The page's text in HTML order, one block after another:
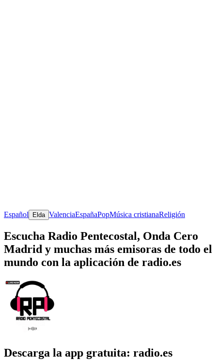
Español Elda ValenciaEspañaPopMúsica cristianaReligión
Escucha Radio Pentecostal, Onda Cero
Madrid y muchas más emisoras de todo el
mundo con la aplicación de radio.es
Descarga la app gratuita: radio.es